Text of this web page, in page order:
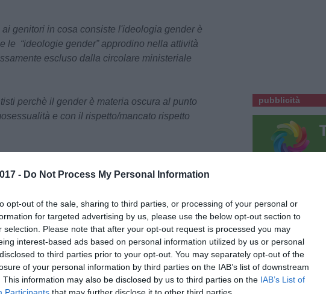
- Do Not Process My Personal Information
opt-out of the sale, sharing to third parties, or processing of your personal or
for targeted advertising by us, please use the below opt-out section to
selection. Please note that after your opt-out request is processed you may
interest-based ads based on personal information utilized by us or personal
to third parties prior to your opt-out. You may separately opt-out of the
of your personal information by third parties on the IAB’s list of downstream
This information may also be disclosed by us to third parties on the IAB’s List of
Participants that may further disclose it to other third parties.
genitori in cosa consiste l'ideologia gender è
le “ideologie gender” approdino nella attività
escluso dalla circolare ministeriale
perchè il gender è materia oscura al punto
e con il rispetto/mancato rispetto
cosa.
ritenerla una bufala. Eppure la bufala fa da
un ministro eslcuda una bufala con circolari.
qui, ma l'occasione di divulgare
per tentare un approccio esplicativo con
oltre. Ci piace farlo perchè è proprio
cultura e consapevolezza.
pubblicità